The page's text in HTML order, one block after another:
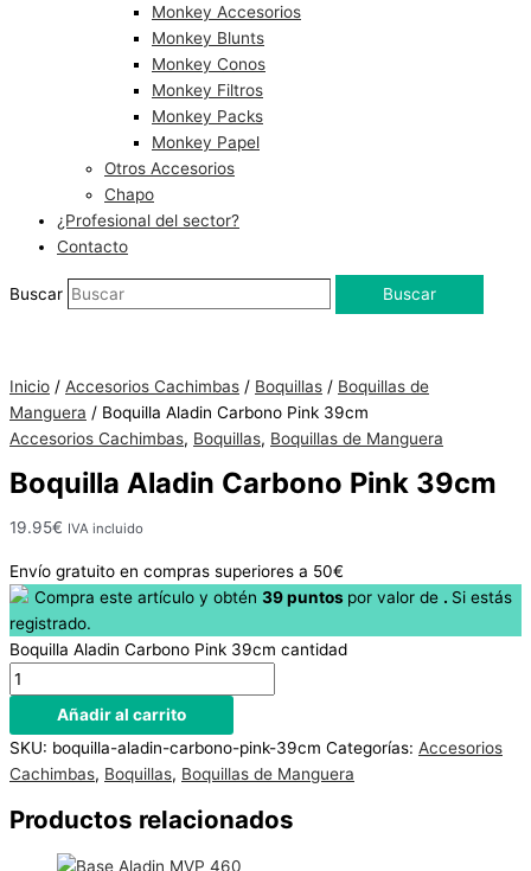
Monkey Accesorios
Monkey Blunts
Monkey Conos
Monkey Filtros
Monkey Packs
Monkey Papel
Otros Accesorios
Chapo
¿Profesional del sector?
Contacto
Buscar Buscar
Inicio / Accesorios Cachimbas / Boquillas / Boquillas de
Manguera / Boquilla Aladin Carbono Pink 39cm
Accesorios Cachimbas, Boquillas, Boquillas de Manguera
Boquilla Aladin Carbono Pink 39cm
19.95€ IVA incluido
Envío gratuito en compras superiores a 50€
Compra este artículo y obtén 39puntos por valor de . Si estás
registrado.
Boquilla Aladin Carbono Pink 39cm cantidad
Añadir al carrito
SKU: boquilla-aladin-carbono-pink-39cm Categorías: Accesorios
Cachimbas, Boquillas, Boquillas de Manguera
Productos relacionados